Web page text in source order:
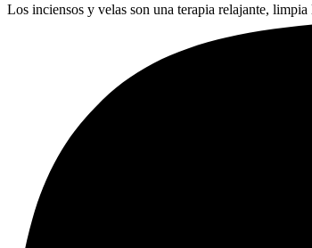
Los inciensos y velas son una terapia relajante,